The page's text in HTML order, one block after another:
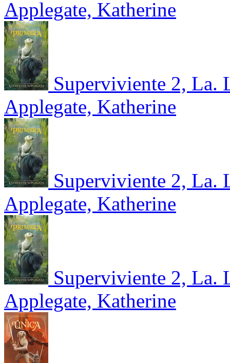
Applegate, Katherine
Superviviente 2, La.
Applegate, Katherine
Superviviente 2, La.
Applegate, Katherine
Superviviente 2, La.
Applegate, Katherine